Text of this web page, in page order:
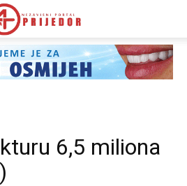
6,5 miliona